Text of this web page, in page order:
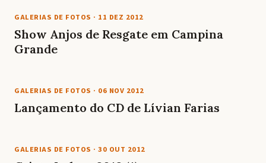
GALERIAS DE FOTOS · 11 DEZ 2012
Show Anjos de Resgate em Campina
Grande
GALERIAS DE FOTOS · 06 NOV 2012
Lançamento do CD de Lívian Farias
GALERIAS DE FOTOS · 30 OUT 2012